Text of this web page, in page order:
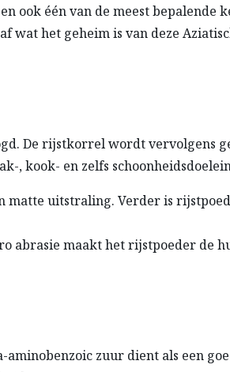
één van de meest bepalende
het geheim is van deze
De rijstkorrel wordt vervolgens
, kook- en zelfs
matte uitstraling. Verder is
maakt het rijstpoeder de
zuur dient als een